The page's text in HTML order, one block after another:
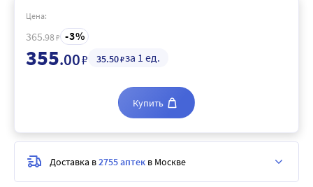
Цена:
365.98₽ 3
355.00₽ 35.50₽за 1 ед.
Купить
Доставка в2755 аптек в Москве